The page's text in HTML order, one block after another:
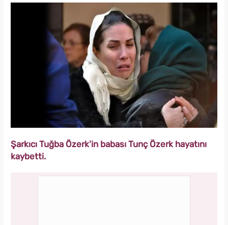
Şarkıcı Tuğba Özerk'in babası Tunç Özerk hayatını
kaybetti.